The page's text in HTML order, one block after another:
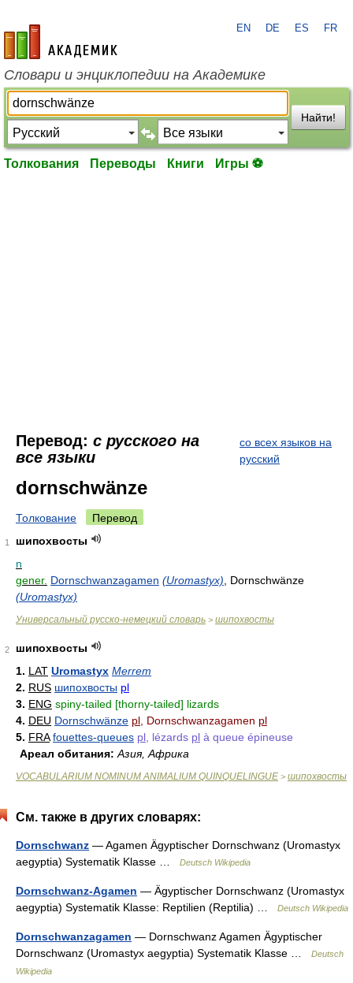
academic.ru
EN DE ES FR
Словари и энциклопедии на Академике
Найти!
Толкования Переводы Книги Игры ⚽
Перевод: с русского на
все языки
со всех языков на
русский
dornschwänze
Толкование Перевод
1
шипохвосты
n
gener. Dornschwanzagamen (Uromastyx) , Dornschwänze
(Uromastyx)
Универсальный русско-немецкий словарь > шипохвосты
2
шипохвосты
1. LAT Uromastyx Merrem
2. RUS шипохвосты pl
3. ENG spiny-tailed [thorny-tailed] lizards
4. DEU Dornschwänze pl , Dornschwanzagamen pl
5. FRA fouettes-queues pl , lézards pl à queue épineuse
Ареал обитания: Азия, Африка
VOCABULARIUM NOMINUM ANIMALIUM QUINQUELINGUE > шипохвосты
См. также в других словарях:
Dornschwanz — Agamen Ägyptischer Dornschwanz (Uromastyx
aegyptia) Systematik Klasse …
Deutsch Wikipedia
Dornschwanz-Agamen — Ägyptischer Dornschwanz (Uromastyx
aegyptia) Systematik Klasse: Reptilien (Reptilia) …
Deutsch Wikipedia
Dornschwanzagamen — Dornschwanz Agamen Ägyptischer
Dornschwanz (Uromastyx aegyptia) Systematik Klasse …
Deutsch
Wikipedia